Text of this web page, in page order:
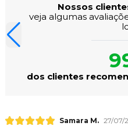
Nossos
veja algumas
dos clientes
Samara M. 27/07/